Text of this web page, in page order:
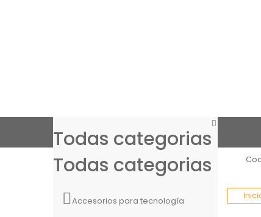
Todas categorias
Todas categorias
Accesorios para tecnología